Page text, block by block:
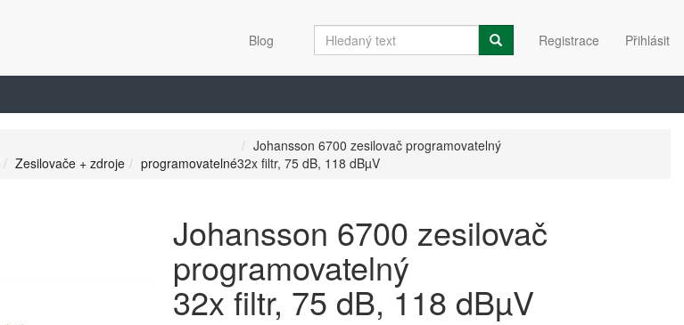
Registrace Přihlásit
Blog
Zesilovače + zdroje programovatelné
Johansson 6700 zesilovač programovatelný
32x filtr, 75 dB, 118 dBµV
Johansson 6700 zesilovač
programovatelný
32x filtr, 75 dB, 118 dBµV